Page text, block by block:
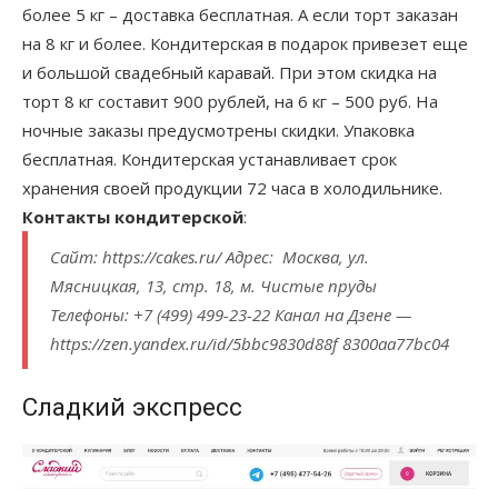
более 5 кг – доставка бесплатная. А если торт заказан
на 8 кг и более. Кондитерская в подарок привезет еще
и большой свадебный каравай. При этом скидка на
торт 8 кг составит 900 рублей, на 6 кг – 500 руб. На
ночные заказы предусмотрены скидки. Упаковка
бесплатная. Кондитерская устанавливает срок
хранения своей продукции 72 часа в холодильнике.
Контакты кондитерской:
Сайт: https://cakes.ru/ Адрес: Москва, ул.
Мясницкая, 13, стр. 18, м. Чистые пруды
Телефоны: +7 (499) 499-23-22 Канал на Дзене —
https://zen.yandex.ru/id/5bbc9830d88f 8300aa77bc04
Сладкий экспресс